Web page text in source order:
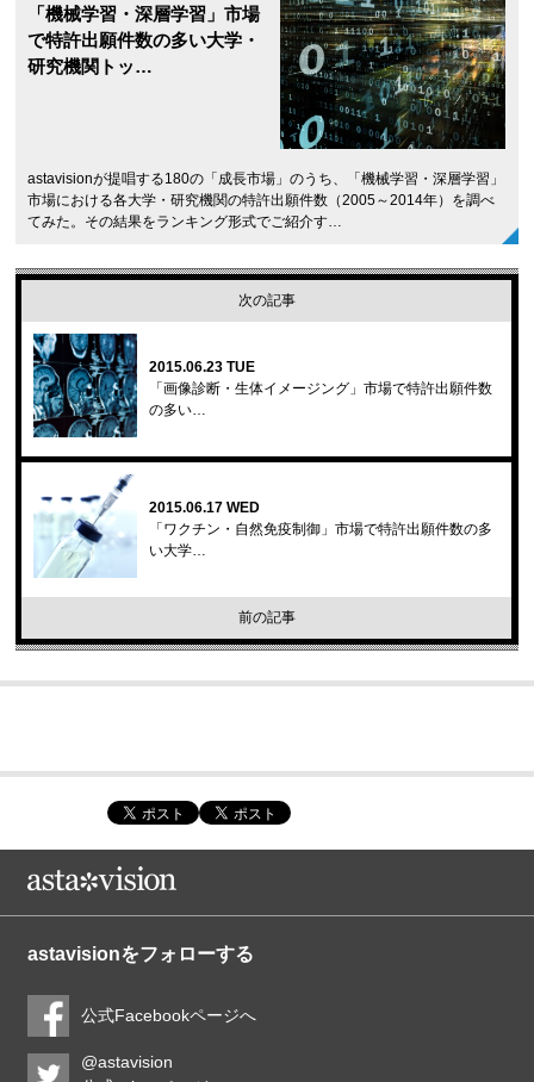
「機械学習・深層学習」市場
で特許出願件数の多い大学・
研究機関トッ…
astavisionが提唱する180の「成長市場」のうち、「機械学習・深層学習」
市場における各大学・研究機関の特許出願件数（2005～2014年）を調べ
てみた。その結果をランキング形式でご紹介す…
次の記事
2015.06.23 TUE
「画像診断・生体イメージング」市場で特許出願件数
の多い…
2015.06.17 WED
「ワクチン・自然免疫制御」市場で特許出願件数の多
い大学…
前の記事
astavisionをフォローする
公式Facebookページへ
@astavision